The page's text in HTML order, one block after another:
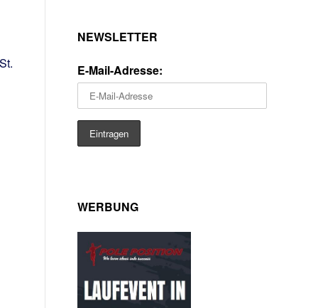
NEWSLETTER
E-Mail-Adresse:
WERBUNG